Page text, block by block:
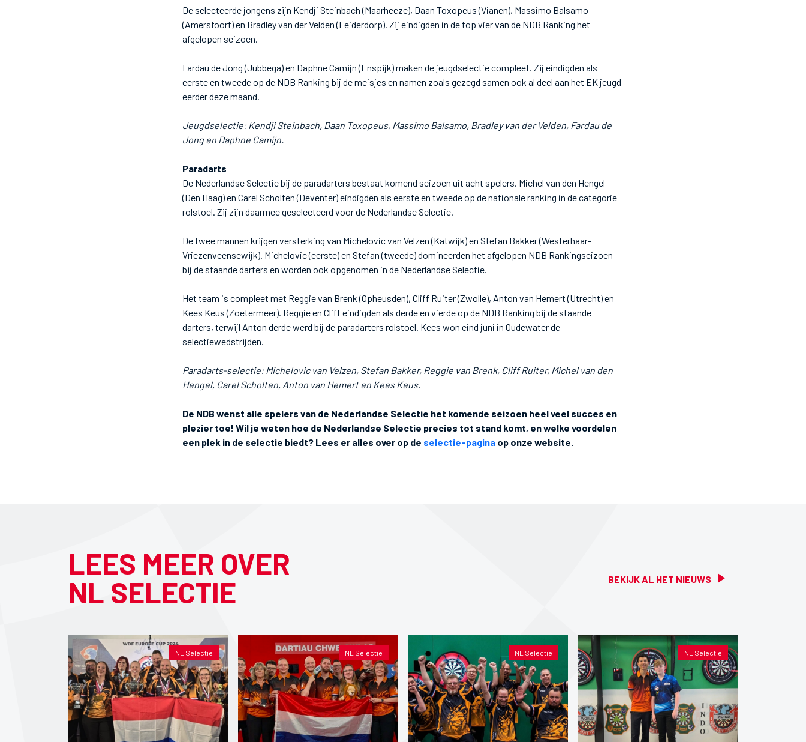
De selecteerde jongens zijn Kendji Steinbach (Maarheeze), Daan Toxopeus (Vianen), Massimo Balsamo
(Amersfoort) en Bradley van der Velden (Leiderdorp). Zij eindigden in de top vier van de NDB Ranking het
afgelopen seizoen.
Fardau de Jong (Jubbega) en Daphne Camijn (Enspijk) maken de jeugdselectie compleet. Zij eindigden als
eerste en tweede op de NDB Ranking bij de meisjes en namen zoals gezegd samen ook al deel aan het EK jeugd
eerder deze maand.
Jeugdselectie: Kendji Steinbach, Daan Toxopeus, Massimo Balsamo, Bradley van der Velden, Fardau de
Jong en Daphne Camijn.
Paradarts
De Nederlandse Selectie bij de paradarters bestaat komend seizoen uit acht spelers. Michel van den Hengel
(Den Haag) en Carel Scholten (Deventer) eindigden als eerste en tweede op de nationale ranking in de categorie
rolstoel. Zij zijn daarmee geselecteerd voor de Nederlandse Selectie.
De twee mannen krijgen versterking van Michelovic van Velzen (Katwijk) en Stefan Bakker (Westerhaar-
Vriezenveensewijk). Michelovic (eerste) en Stefan (tweede) domineerden het afgelopen NDB Rankingseizoen
bij de staande darters en worden ook opgenomen in de Nederlandse Selectie.
Het team is compleet met Reggie van Brenk (Opheusden), Cliff Ruiter (Zwolle), Anton van Hemert (Utrecht) en
Kees Keus (Zoetermeer). Reggie en Cliff eindigden als derde en vierde op de NDB Ranking bij de staande
darters, terwijl Anton derde werd bij de paradarters rolstoel. Kees won eind juni in Oudewater de
selectiewedstrijden.
Paradarts-selectie: Michelovic van Velzen, Stefan Bakker, Reggie van Brenk, Cliff Ruiter, Michel van den
Hengel, Carel Scholten, Anton van Hemert en Kees Keus.
De NDB wenst alle spelers van de Nederlandse Selectie het komende seizoen heel veel succes en
plezier toe! Wil je weten hoe de Nederlandse Selectie precies tot stand komt, en welke voordelen
een plek in de selectie biedt? Lees er alles over op de selectie-pagina op onze website.
LEES MEER OVER
NL SELECTIE
BEKIJK AL HET NIEUWS
NL Selectie NL Selectie NL Selectie NL Selectie